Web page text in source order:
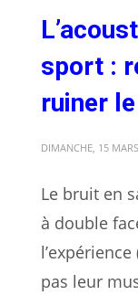
sport :
ruiner
DIMANCHE, 15
Le bruit en
à double
pas leur